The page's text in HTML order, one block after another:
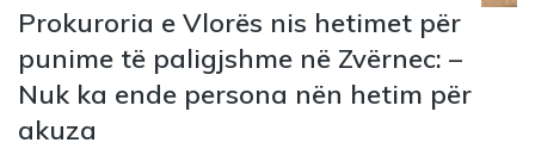
Prokuroria e Vlorës nis hetimet për
punime të paligjshme në Zvërnec: –
Nuk ka ende persona nën hetim për
akuza